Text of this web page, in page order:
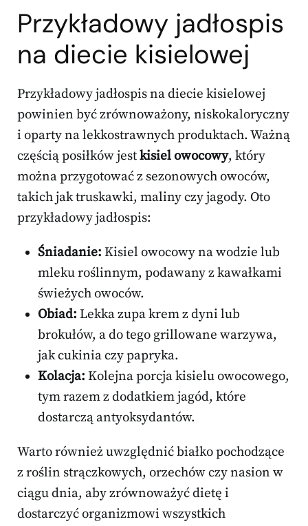
Przykładowy jadłospis
na diecie kisielowej
Przykładowy jadłospis na diecie kisielowej
powinien być zrównoważony, niskokaloryczny
i oparty na lekkostrawnych produktach. Ważną
częścią posiłków jestkisiel owocowy, który
można przygotować z sezonowych owoców,
takich jak truskawki, maliny czy jagody. Oto
przykładowy jadłospis:
Śniadanie: Kisiel owocowy na wodzie lub
mleku roślinnym, podawany z kawałkami
świeżych owoców.
Obiad: Lekka zupa krem z dyni lub
brokułów, a do tego grillowane warzywa,
jak cukinia czy papryka.
Kolacja: Kolejna porcja kisielu owocowego,
tym razem z dodatkiem jagód, które
dostarczą antyoksydantów.
Warto również uwzględnić białko pochodzące
z roślin strączkowych, orzechów czy nasion w
ciągu dnia, aby zrównoważyć dietę i
dostarczyć organizmowi wszystkich